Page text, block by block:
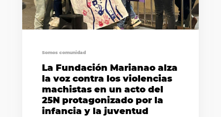
Somos comunidad
La Fundación Marianao alza
la voz contra los violencias
machistas en un acto del
25N protagonizado por la
infancia y la juventud